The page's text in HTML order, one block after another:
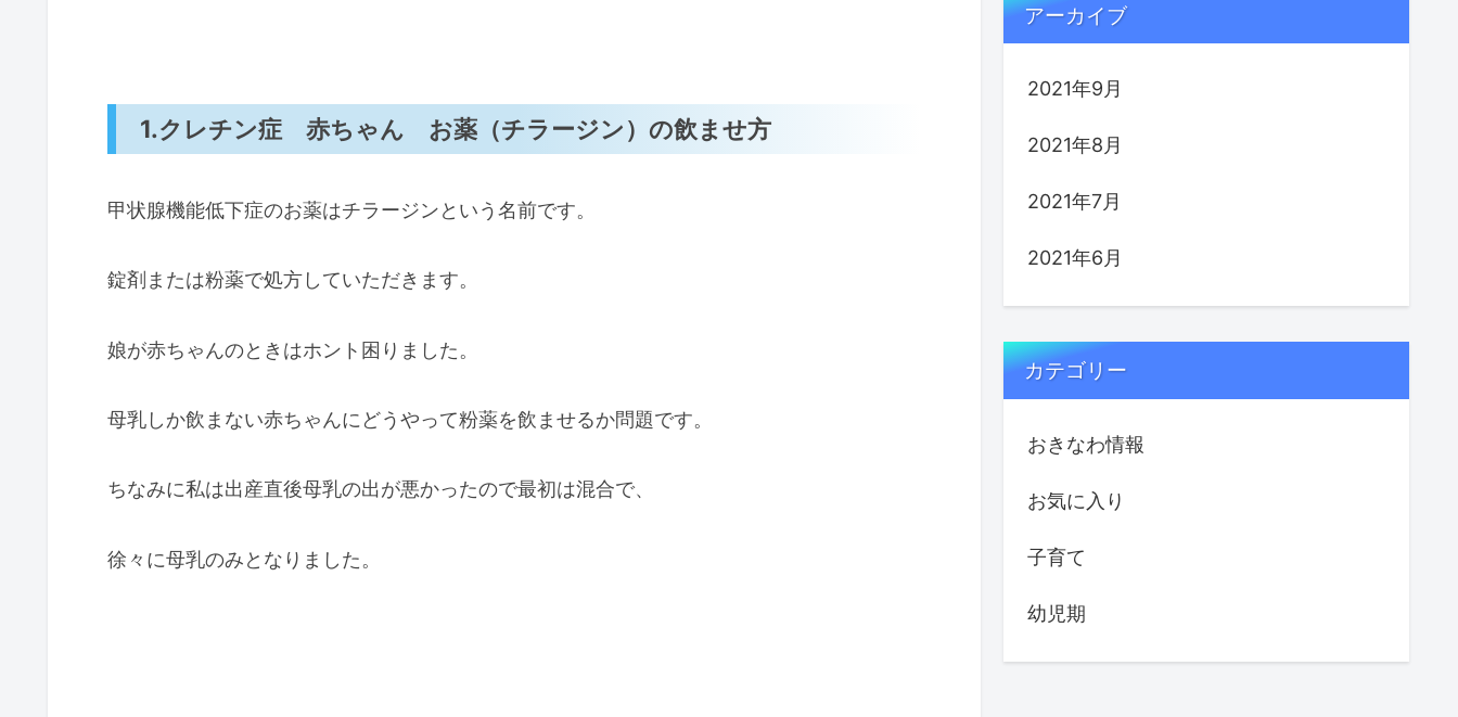
1.クレチン症 赤ちゃん お薬（チラージン）の飲ませ方
甲状腺機能低下症のお薬はチラージンという名前です。
錠剤または粉薬で処方していただきます。
娘が赤ちゃんのときはホント困りました。
母乳しか飲まない赤ちゃんにどうやって粉薬を飲ませるか問題です。
ちなみに私は出産直後母乳の出が悪かったので最初は混合で、
徐々に母乳のみとなりました。
アーカイブ
2021年9月
2021年8月
2021年7月
2021年6月
カテゴリー
おきなわ情報
お気に入り
子育て
幼児期